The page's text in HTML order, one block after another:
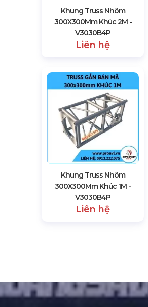
Khung Truss Nhôm
300X300Mm Khúc 2M -
V3030B4P
Liên hệ
Khung Truss Nhôm
300X300Mm Khúc 1M -
V3030B4P
Liên hệ